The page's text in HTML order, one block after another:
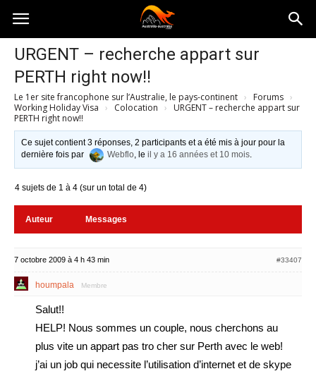
Australia-
australie.com
URGENT – recherche appart sur
PERTH right now!!
Le 1er site francophone sur l’Australie, le pays-continent › Forums ›
Working Holiday Visa › Colocation ›
URGENT – recherche appart sur
PERTH right now!!
Ce sujet contient 3 réponses, 2 participants et a été mis à jour pour la
dernière fois par
Webflo, leil y a 16 années et 10 mois.
4 sujets de 1 à 4 (sur un total de 4)
Auteur Messages
7 octobre 2009 à 4 h 43 min #33407
houmpala Membre
Salut!!
HELP! Nous sommes un couple, nous cherchons au
plus vite un appart pas tro cher sur Perth avec le web!
j’ai un job qui necessite l’utilisation d’internet et de skype